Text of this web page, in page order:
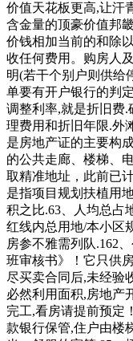
价值天花板更高,让汗
含金量的顶豪价值邦
价钱相加当前的和除
收任何费用。购房人
明(若干个别户则供给
单要有开户银行的判
调整利率,就是折旧费
理费用和折旧年限.外
是房地产证的主要构
的公共走廊、楼梯、
取精准地址，此前已
是指项目规划扶植用
积之比.63、人均总占
红线内总用地/本小区
房参不雅需列队.162
班审核书》！它只供
尽买卖合同后,未经验
必然利用面积,房地产
完工,看房请提前预定
款银行保管,住户由楼